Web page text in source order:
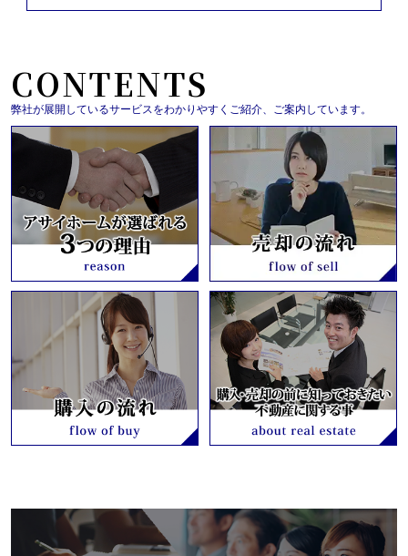
CONTENTS
弊社が展開しているサービスをわかりやすくご紹介、ご案内しています。